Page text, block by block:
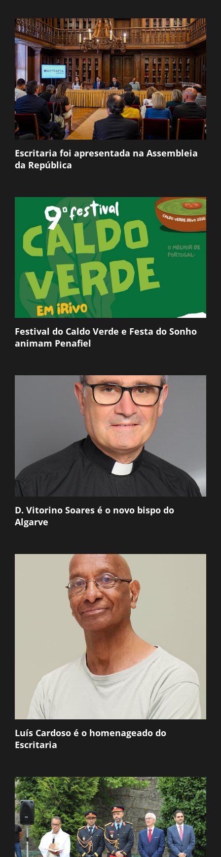
Escritaria foi apresentada na Assembleia
da República
Festival do Caldo Verde e Festa do Sonho
animam Penafiel
D. Vitorino Soares é o novo bispo do
Algarve
Luís Cardoso é o homenageado do
Escritaria